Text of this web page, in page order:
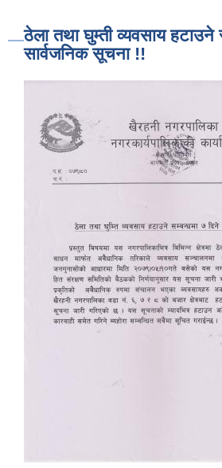
ठेला तथा घुम्ती व्यवसाय हटाउने
सार्वजनिक सूचना !!